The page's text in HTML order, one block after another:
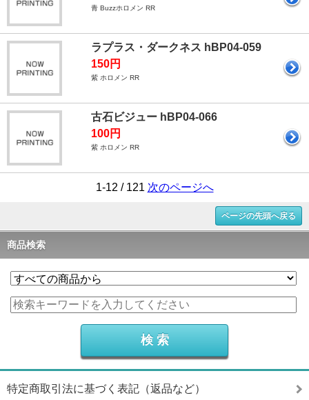
青 Buzzホロメン RR
ラプラス・ダークネス hBP04-059
150円
紫 ホロメン RR
古石ビジュー hBP04-066
100円
紫 ホロメン RR
1-12 / 121 次のページへ
ページの先頭へ戻る
商品検索
特定商取引法に基づく表記（返品など）